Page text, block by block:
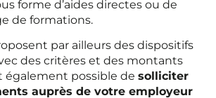
forme d’aides directes ou de
de formations.
par ailleurs des dispositifs
des critères et des montants
également possible de solliciter
auprès de votre employeur